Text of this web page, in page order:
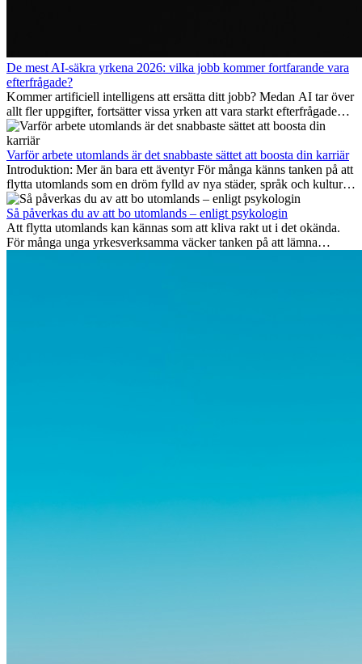
De mest AI-säkra yrkena 2026: vilka jobb kommer fortfarande vara
efterfrågade?
Kommer artificiell intelligens att ersätta ditt jobb? Medan AI tar över
allt fler uppgifter, fortsätter vissa yrken att vara starkt efterfrågade
även 2026. I den här artikeln går vi igenom vilka yrken som anses
vara mest framtidssäkra, vilka kompetenser som kommer att vara
viktiga på lång sikt och varför många av dessa jobb även erbjuder
attraktiva karriärmöjligheter utomlands.
Varför arbete utomlands är det snabbaste sättet att boosta din karriär
Introduktion: Mer än bara ett äventyr För många känns tanken på att
flytta utomlands som en dröm fylld av nya städer, språk och kulturer.
Men bortom äventyrets...
Så påverkas du av att bo utomlands – enligt psykologin
Att flytta utomlands kan kännas som att kliva rakt ut i det okända.
För många unga yrkesverksamma väcker tanken på att lämna